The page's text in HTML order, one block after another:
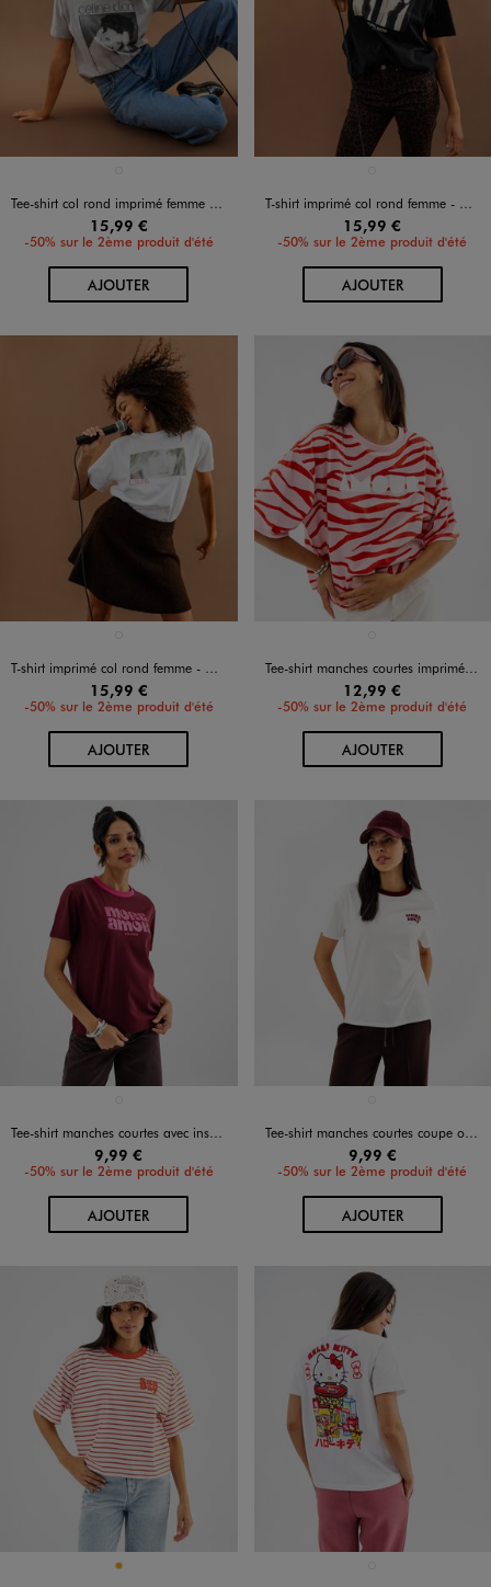
Tee-shirt col rond imprimé femme - Celine Dion
15,99 €
-50% sur le 2ème produit d'été
AJOUTERAU PANIER
T-shirt imprimé col rond femme - Céline Dion
15,99 €
-50% sur le 2ème produit d'été
AJOUTERAU PANIER
T-shirt imprimé col rond femme - CELINE DION
15,99 €
-50% sur le 2ème produit d'été
AJOUTERAU PANIER
Tee-shirt manches courtes imprimé coupe oversize femme
12,99 €
-50% sur le 2ème produit d'été
AJOUTERAU PANIER
Tee-shirt manches courtes avec inscription pailletée femme
9,99 €
-50% sur le 2ème produit d'été
AJOUTERAU PANIER
Tee-shirt manches courtes coupe oversize avec message femme
9,99 €
-50% sur le 2ème produit d'été
AJOUTERAU PANIER
Disponible en 1 coloris
ORANGE